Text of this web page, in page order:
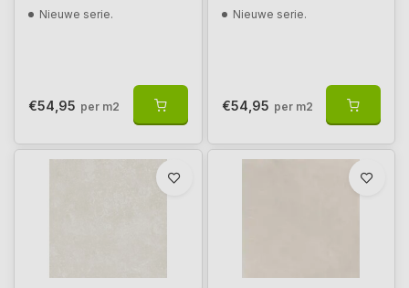
Nieuwe serie.
€54,95 per m2
Nieuwe serie.
€54,95 per m2